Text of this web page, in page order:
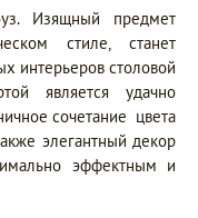
Изящный предмет
стиле, станет
интерьеров столовой
является удачно
сочетание цвета
элегантный декор
эффектным и